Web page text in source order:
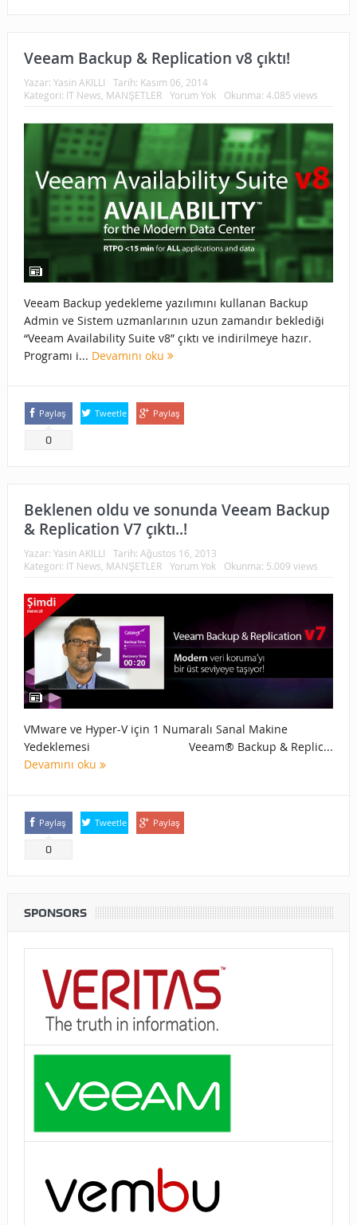
Veeam Backup & Replication v8 çıktı!
Yazar: Yasin AKILLI Tarih: Kasım 06, 2014
Kategori: IT News MANŞETLER Yorum Yok Okunma: 4.085 views
Veeam Backup yedekleme yazılımını kullanan Backup
Admin ve Sistem uzmanlarının uzun zamandır beklediği
“Veeam Availability Suite v8” çıktı ve indirilmeye hazır.
Programı i... Devamını oku
Paylaş
0
Tweetle Paylaş
Beklenen oldu ve sonunda Veeam Backup
& Replication V7 çıktı..!
Yazar: Yasin AKILLI Tarih: Ağustos 16, 2013
Kategori: IT News MANŞETLER Yorum Yok Okunma: 5.009 views
VMware ve Hyper-V için 1 Numaralı Sanal Makine
Yedeklemesi Veeam® Backup & Replic...
Devamını oku
Paylaş
0
Tweetle Paylaş
SPONSORS